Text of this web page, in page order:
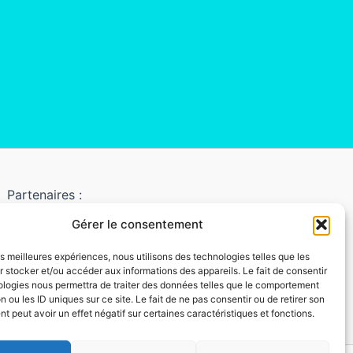
Gérer le consentement
meilleures expériences, nous utilisons des technologies telles que les
stocker et/ou accéder aux informations des appareils. Le fait de consentir
nous permettra de traiter des données telles que le comportement
ou les ID uniques sur ce site. Le fait de ne pas consentir ou de retirer son
peut avoir un effet négatif sur certaines caractéristiques et fonctions.
Partenaires :
LaBelleBiere
MaisonBichon
ChezCezanne